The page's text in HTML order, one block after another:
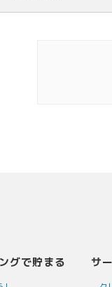
グで貯まる サ